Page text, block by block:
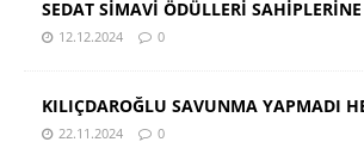
SEDAT SİMAVİ ÖDÜLLERİ
12.12.2024 0
KILIÇDAROĞLU SAVUNMA YAPMADI
22.11.2024 0